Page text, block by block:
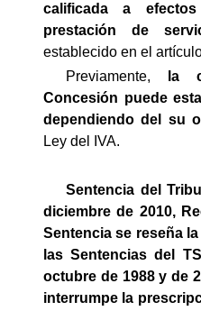
calificada a
prestación de
establecido en el
Previamente,
la
Concesión puede
dependiendo del su
Ley del IVA.
Sentencia del
diciembre de 2010,
Sentencia se reseña
las Sentencias del
octubre de 1988 y de
interrumpe la